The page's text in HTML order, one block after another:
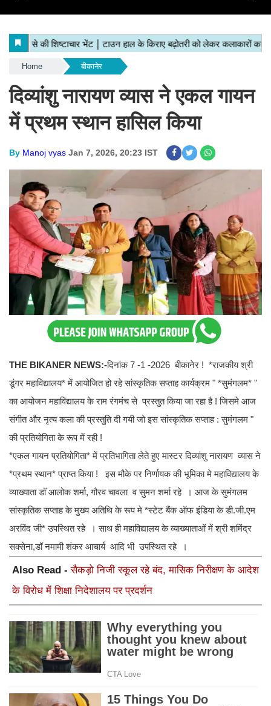
Home बीकानेर
दिव्यांशु नारायण व्यास ने एकल गायन
में प्रथम स्थान हासिल किया
By Manoj vyas Jan 7, 2026, 20:23 IST
THE BIKANER NEWS:-दिनांक 7 -1 -2026 बीकानेर ! *राजकीय श्री
डूंगर महाविद्यालय* में आयोजित हो रहे सांस्कृतिक सप्ताह कार्यक्रम " *सुमंगलम* "
का आयोजन महाविद्यालय के राम रंगमंच से प्रस्तुत किया जा रहा है ! जिसमे आज
संगीत और नृत्य कला की प्रस्तुति दी गयी जो इस सांस्कृतिक सप्ताह : सुमंगलम "
की प्रतियोगिता के रूप में रही !
*एकल गायन प्रतियोगिता* में प्रतिभागिता लेते हुए मास्टर दिव्यांशु नारायण व्यास ने
*प्रथम स्थान* प्राप्त किया ! इस मौके पर निर्णायक की भूमिका मे महाविद्यालय के
व्याख्याता डॉ आलोक शर्मा, गौरव चावला व सुमन शर्मा रहे । आज के सुमंगलम
सांस्कृतिक सप्ताह के मुख्य अतिथि के रूप मे *स्टेट बैंक ऑफ इंडिया के डी.जी.एम
अरविंद जी* उपस्थित रहे । साथ ही महाविद्यालय के व्याख्याताओं में श्री शमिंद्र
सक्सेना,डॉ नमामी शंकर आचार्य आदि भी उपस्थित रहे ।
Also Read -सैकड़ो निजी स्कूल रहे बंद, मासिक निरीक्षण के आदेश
के विरोध में शिक्षा निदेशालय पर प्रदर्शन